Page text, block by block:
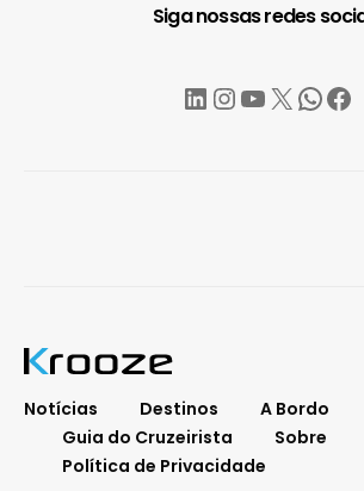
Siga nossas redes
LinkedIn
Instagram
YouTube
X
Notícias Destinos A Bordo
Guia do Cruzeirista
Sobre
Política de Privacidade